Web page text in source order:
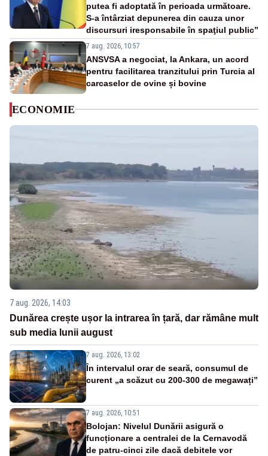
putea fi adoptată în perioada următoare.
S-a întârziat depunerea din cauza unor
discursuri iresponsabile în spaţiul public”
7 aug. 2026, 10:57
ANSVSA a negociat, la Ankara, un acord
pentru facilitarea tranzitului prin Turcia al
carcaselor de ovine și bovine
ECONOMIE
7 aug. 2026, 14:03
Dunărea crește ușor la intrarea în țară, dar rămâne mult
sub media lunii august
7 aug. 2026, 13:02
În intervalul orar de seară, consumul de
curent „a scăzut cu 200-300 de megawați”
7 aug. 2026, 10:51
Bolojan: Nivelul Dunării asigură o
funcționare a centralei de la Cernavodă
de patru-cinci zile dacă debitele vor